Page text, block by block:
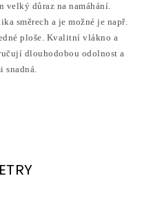
velký důraz na namáhání.
směrech a je možné je např.
ploše. Kvalitní vlákno a
dlouhodobou odolnost a
snadná.